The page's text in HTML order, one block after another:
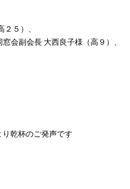
５）、
会副会長 大西良子様（高９）、
乾杯のご発声です